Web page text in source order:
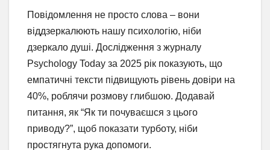
Повідомлення не просто слова – вони
віддзеркалюють нашу психологію, ніби
дзеркало душі. Дослідження з журналу
Psychology Today за 2025 рік показують, що
емпатичні тексти підвищують рівень довіри на
40%, роблячи розмову глибшою. Додавай
питання, як “Як ти почуваєшся з цього
приводу?”, щоб показати турботу, ніби
простягнута рука допомоги.